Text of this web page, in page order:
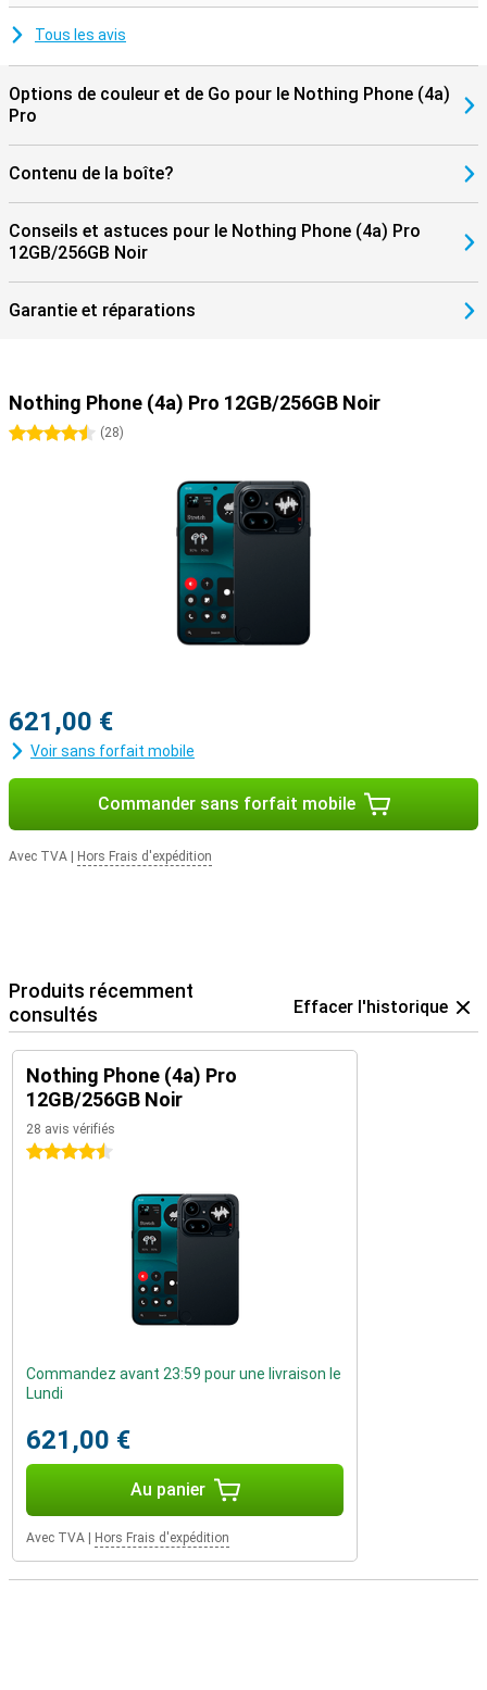
résiste à la poussière et aux éclaboussures d'eau. La durabilité a
également été prise en compte. Le smartphone utilise plusieurs
Vous pouvez ainsi choisir un appareil qui n'est pas seulement
puissant et élégant, mais qui est également conçu pour l'avenir.
Tous les avis
Options de couleur et de Go pour le Nothing Phone (4a)
Pro
Contenu de la boîte?
Conseils et astuces pour le Nothing Phone (4a) Pro
12GB/256GB Noir
Garantie et réparations
Nothing Phone (4a) Pro 12GB/256GB Noir
4.5 étoiles
(28)
621,00 €
Voir sans forfait mobile
Commander sans forfait mobile
Avec TVA Hors Frais d'expédition
Produits récemment
consultés
Effacer l'historique
Nothing Phone (4a) Pro
12GB/256GB Noir
28 avis vérifiés
4.5 étoiles
Commandez avant 23:59 pour une livraison le
Lundi
621,00 €
Au panier
Avec TVA Hors Frais d'expédition